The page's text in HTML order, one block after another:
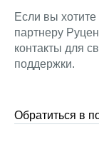
Если вы
партнеру
контакты для
поддержки.
Обратиться в